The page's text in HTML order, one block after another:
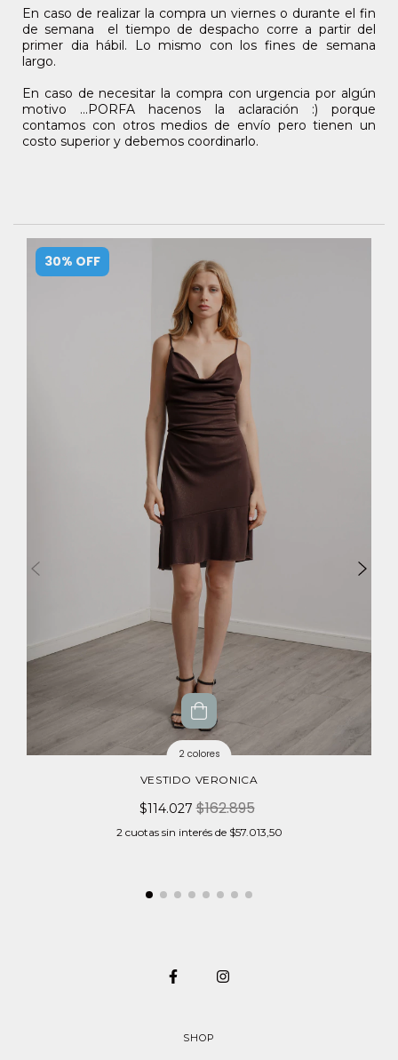
En caso de realizar la compra un viernes o durante el fin
de semana el tiempo de despacho corre a partir del
primer dia hábil. Lo mismo con los fines de semana
largo.
En caso de necesitar la compra con urgencia por algún
motivo ...PORFA hacenos la aclaración :) porque
contamos con otros medios de envío pero tienen un
costo superior y debemos coordinarlo.
30% OFF
2 colores
VESTIDO VERONICA
$114.027$162.895
2cuotas sin interés de $57.013,50
SHOP